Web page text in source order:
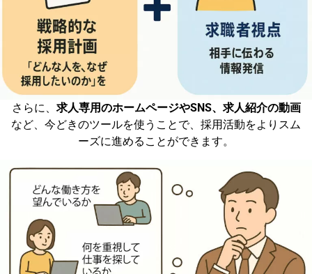
さらに、 求人専用のホームページやSNS、求人紹介の動画
など、今どきのツールを使うことで、採用活動をよりスム
ーズに進めることができます。